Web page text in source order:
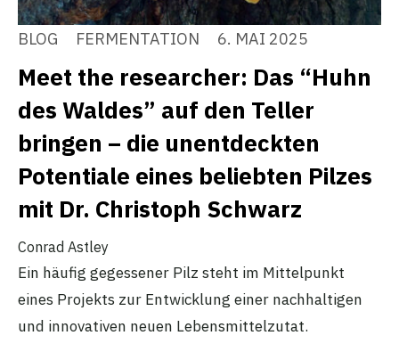
BLOG FERMENTATION 6. MAI 2025
Meet the researcher: Das “Huhn
des Waldes” auf den Teller
bringen – die unentdeckten
Potentiale eines beliebten Pilzes
mit Dr. Christoph Schwarz
Conrad Astley
Ein häufig gegessener Pilz steht im Mittelpunkt
eines Projekts zur Entwicklung einer nachhaltigen
und innovativen neuen Lebensmittelzutat.